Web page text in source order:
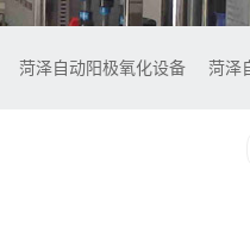
菏泽自动阳极氧化设备 菏泽